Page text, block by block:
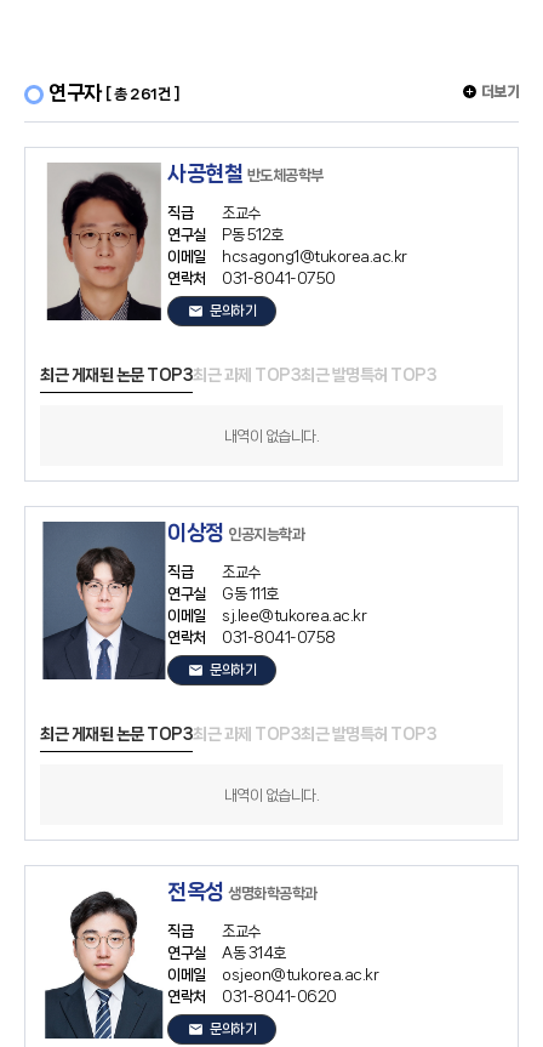
연구자 [ 총 261건 ] 더보기
사공현철 반도체공학부
직급
조교수
연구실
P동 512호
이메일
hcsagong1@tukorea.ac.kr
연락처
031-8041-0750
email 문의하기
최근 게재된 논문 TOP3최근 과제 TOP3최근 발명특허 TOP3
내역이 없습니다.
이상정 인공지능학과
직급
조교수
연구실
G동 111호
이메일
sj.lee@tukorea.ac.kr
연락처
031-8041-0758
email 문의하기
최근 게재된 논문 TOP3최근 과제 TOP3최근 발명특허 TOP3
내역이 없습니다.
전옥성 생명화학공학과
직급
조교수
연구실
A동 314호
이메일
osjeon@tukorea.ac.kr
연락처
031-8041-0620
email 문의하기